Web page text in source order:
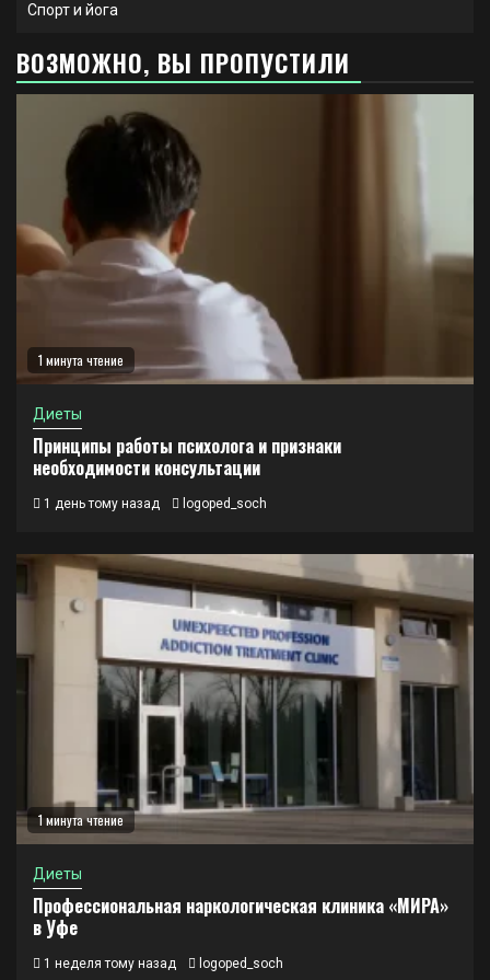
Спорт и йога
ВОЗМОЖНО, ВЫ ПРОПУСТИЛИ
1 минута чтение
Диеты
Принципы работы психолога и признаки
необходимости консультации
1 день тому назад logoped_soch
1 минута чтение
Диеты
Профессиональная наркологическая клиника «МИРА»
в Уфе
1 неделя тому назад logoped_soch